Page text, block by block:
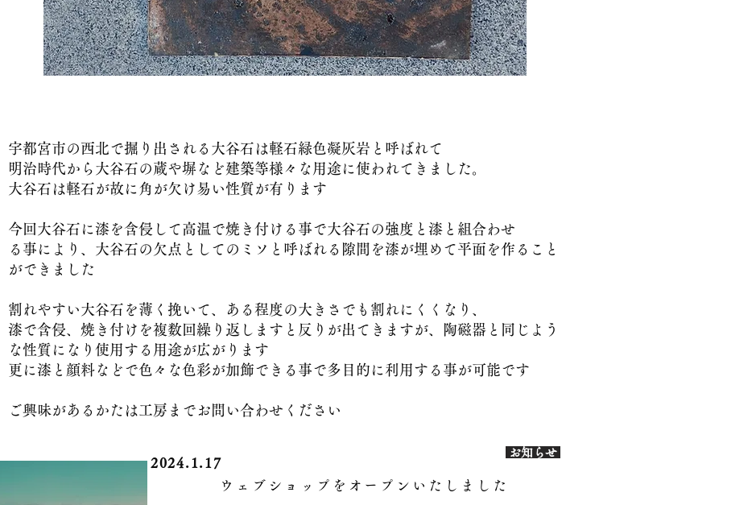
宇都宮市の西北で掘り出される大谷石は軽石緑色凝灰岩と呼ばれて
明治時代から大谷石の蔵や塀など建築等様々な用途に使われてきました。
大谷石は軽石が故に角が欠け易い性質が有ります
今回大谷石に漆を含侵して高温で焼き付ける事で大谷石の強度と漆と組合わせ
る事により、大谷石の欠点としてのミソと呼ばれる隙間を漆が埋めて平面を作ること
ができました
割れやすい大谷石を薄く挽いて、ある程度の大きさでも割れにくくなり、
漆で含侵、焼き付けを複数回繰り返しますと反りが出てきますが、陶磁器と同じよう
な性質になり使用する用途が広がります
更に漆と顔料などで色々な色彩が加飾できる事で多目的に利用する事が可能です
ご興味があるかたは工房までお問い合わせください
お知 らせ
2024.1.17
ウェブショップをオープンいたしました